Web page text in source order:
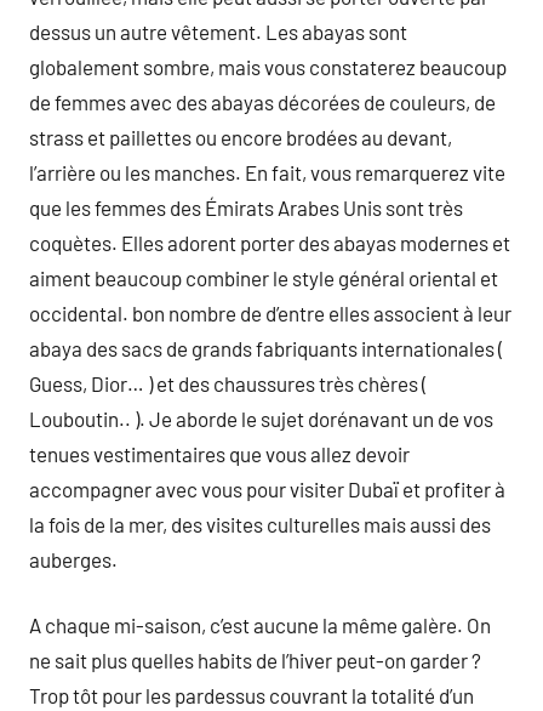
dessus un autre vêtement. Les abayas sont
globalement sombre, mais vous constaterez beaucoup
de femmes avec des abayas décorées de couleurs, de
strass et paillettes ou encore brodées au devant,
l’arrière ou les manches. En fait, vous remarquerez vite
que les femmes des Émirats Arabes Unis sont très
coquètes. Elles adorent porter des abayas modernes et
aiment beaucoup combiner le style général oriental et
occidental. bon nombre de d’entre elles associent à leur
abaya des sacs de grands fabriquants internationales (
Guess, Dior… ) et des chaussures très chères (
Louboutin.. ). Je aborde le sujet dorénavant un de vos
tenues vestimentaires que vous allez devoir
accompagner avec vous pour visiter Dubaï et profiter à
la fois de la mer, des visites culturelles mais aussi des
auberges.
A chaque mi-saison, c’est aucune la même galère. On
ne sait plus quelles habits de l’hiver peut-on garder ?
Trop tôt pour les pardessus couvrant la totalité d’un